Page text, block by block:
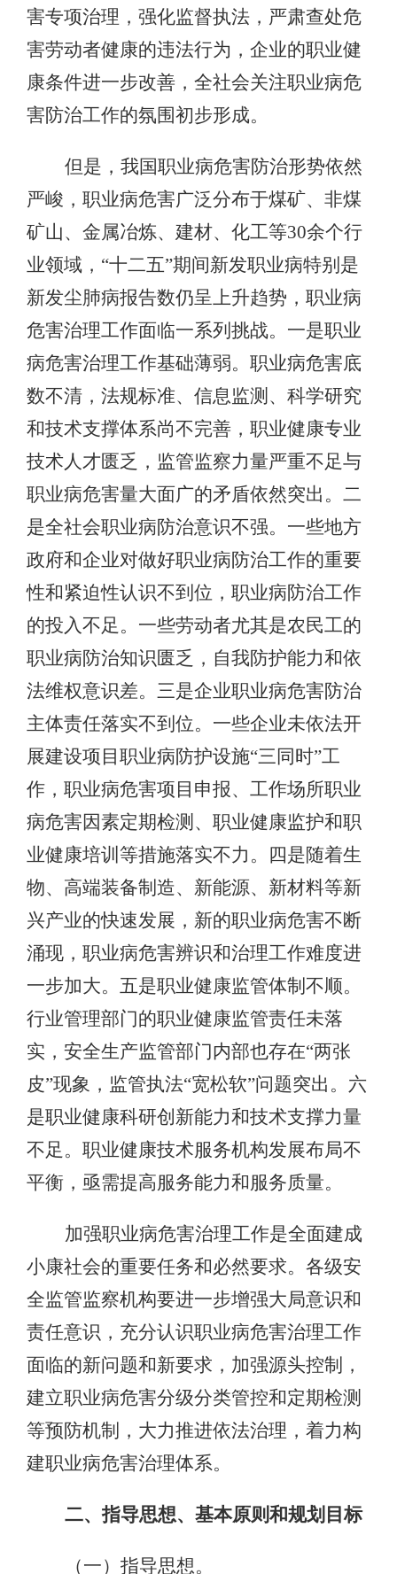
害专项治理，强化监督执法，严肃查处危
害劳动者健康的违法行为，企业的职业健
康条件进一步改善，全社会关注职业病危
害防治工作的氛围初步形成。
但是，我国职业病危害防治形势依然
严峻，职业病危害广泛分布于煤矿、非煤
矿山、金属冶炼、建材、化工等30余个行
业领域，“十二五”期间新发职业病特别是
新发尘肺病报告数仍呈上升趋势，职业病
危害治理工作面临一系列挑战。一是职业
病危害治理工作基础薄弱。职业病危害底
数不清，法规标准、信息监测、科学研究
和技术支撑体系尚不完善，职业健康专业
技术人才匮乏，监管监察力量严重不足与
职业病危害量大面广的矛盾依然突出。二
是全社会职业病防治意识不强。一些地方
政府和企业对做好职业病防治工作的重要
性和紧迫性认识不到位，职业病防治工作
的投入不足。一些劳动者尤其是农民工的
职业病防治知识匮乏，自我防护能力和依
法维权意识差。三是企业职业病危害防治
主体责任落实不到位。一些企业未依法开
展建设项目职业病防护设施“三同时”工
作，职业病危害项目申报、工作场所职业
病危害因素定期检测、职业健康监护和职
业健康培训等措施落实不力。四是随着生
物、高端装备制造、新能源、新材料等新
兴产业的快速发展，新的职业病危害不断
涌现，职业病危害辨识和治理工作难度进
一步加大。五是职业健康监管体制不顺。
行业管理部门的职业健康监管责任未落
实，安全生产监管部门内部也存在“两张
皮”现象，监管执法“宽松软”问题突出。六
是职业健康科研创新能力和技术支撑力量
不足。职业健康技术服务机构发展布局不
平衡，亟需提高服务能力和服务质量。
加强职业病危害治理工作是全面建成
小康社会的重要任务和必然要求。各级安
全监管监察机构要进一步增强大局意识和
责任意识，充分认识职业病危害治理工作
面临的新问题和新要求，加强源头控制，
建立职业病危害分级分类管控和定期检测
等预防机制，大力推进依法治理，着力构
建职业病危害治理体系。
二、指导思想、基本原则和规划目标
（一）指导思想。